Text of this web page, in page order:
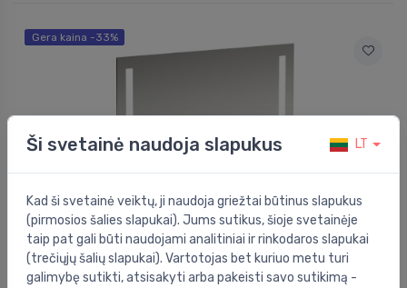
Gera kaina -33%
Veidrodžiai
⬤ Mirror LANI 800 mm, 2 vertical LED lighting
Ši svetainė naudoja slapukus LT
Kad ši svetainė veiktų, ji naudoja griežtai būtinus slapukus
(pirmosios šalies slapukai). Jums sutikus, šioje svetainėje
taip pat gali būti naudojami analitiniai ir rinkodaros slapukai
(trečiųjų šalių slapukai). Vartotojas bet kuriuo metu turi
galimybę sutikti, atsisakyti arba pakeisti savo sutikimą -